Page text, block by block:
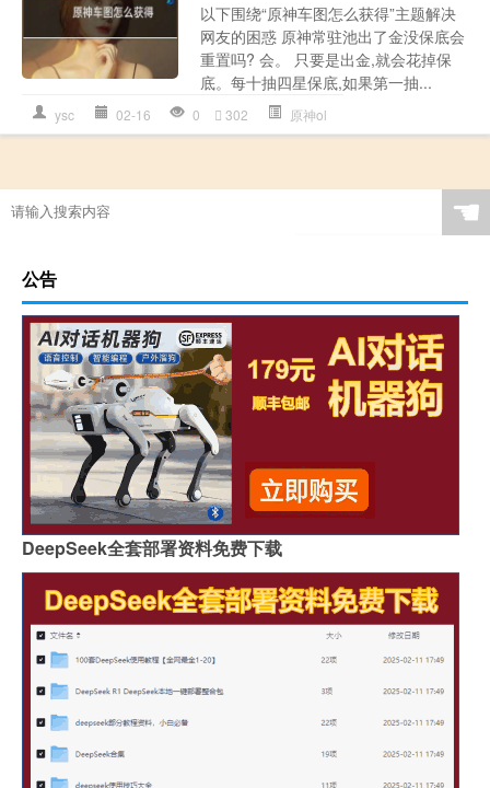
以下围绕“原神车图怎么获得”主题解决
网友的困惑 原神常驻池出了金没保底会
重置吗? 会。 只要是出金,就会花掉保
底。每十抽四星保底,如果第一抽...
ysc 02-16 0 302 原神ol
☚
公告
DeepSeek全套部署资料免费下载